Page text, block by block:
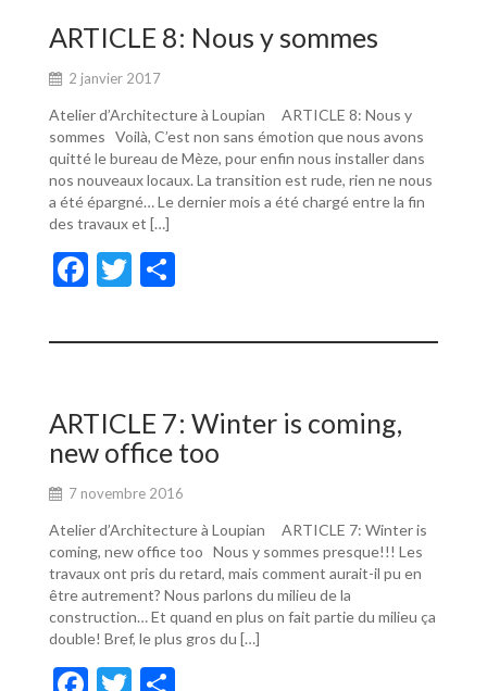
o
o
k
er
ARTICLE 8: Nous y sommes
2 janvier 2017
Atelier d’Architecture à Loupian ARTICLE 8: Nous y
sommes Voilà, C’est non sans émotion que nous avons
quitté le bureau de Mèze, pour enfin nous installer dans
nos nouveaux locaux. La transition est rude, rien ne nous
a été épargné… Le dernier mois a été chargé entre la fin
des travaux et […]
F
e
o
o
k
T
itt ta
er
ARTICLE 7: Winter is coming,
new office too
7 novembre 2016
Atelier d’Architecture à Loupian ARTICLE 7: Winter is
coming, new office too Nous y sommes presque!!! Les
travaux ont pris du retard, mais comment aurait-il pu en
être autrement? Nous parlons du milieu de la
construction… Et quand en plus on fait partie du milieu ça
double! Bref, le plus gros du […]